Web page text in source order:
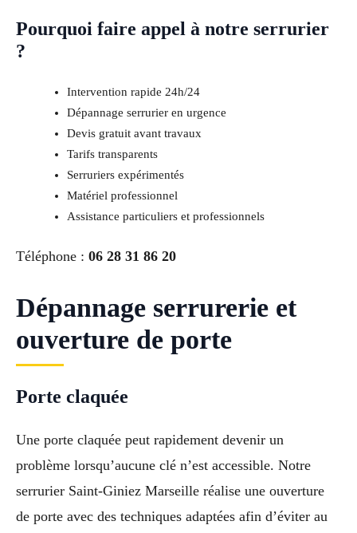
Pourquoi faire appel à notre serrurier
?
Intervention rapide 24h/24
Dépannage serrurier en urgence
Devis gratuit avant travaux
Tarifs transparents
Serruriers expérimentés
Matériel professionnel
Assistance particuliers et professionnels
Téléphone : 06 28 31 86 20
Dépannage serrurerie et
ouverture de porte
Porte claquée
Une porte claquée peut rapidement devenir un
problème lorsqu’aucune clé n’est accessible. Notre
serrurier Saint-Giniez Marseille réalise une ouverture
de porte avec des techniques adaptées afin d’éviter au